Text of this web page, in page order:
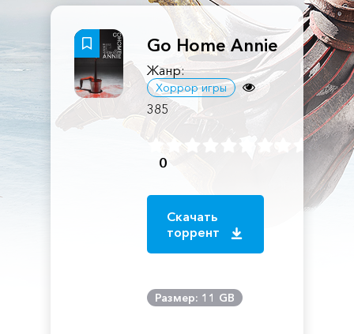
Go Home Annie
Жанр:
Хоррор игры
385
0
Скачать
торрент
Размер: 11 GB